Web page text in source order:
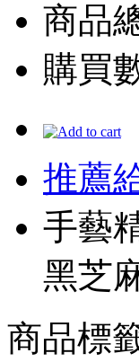
商品
購買
推薦
手藝
黑芝
商品標